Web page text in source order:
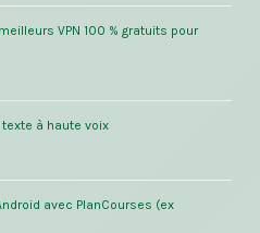
VPN 100 % gratuits pour
à haute voix
avec PlanCourses (ex